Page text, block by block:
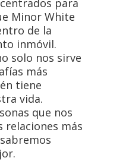
Minor White
de la
inmóvil.
solo nos sirve
más
tiene
vida.
que nos
relaciones más